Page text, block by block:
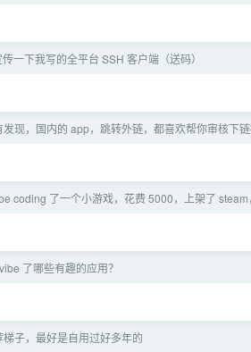
一下我写的全平台 SSH 客户端（送码）
现，国内的 app，跳转外链，都喜欢帮你审核下链
coding 了一个小游戏，花费 5000，上架了 steam
了哪些有趣的应用？
梯子，最好是自用过好多年的